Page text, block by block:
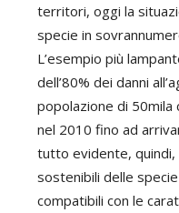
territori, oggi la
specie in
L’esempio più
dell’80% dei danni
popolazione di 50mila
nel 2010 fino ad
tutto evidente, quindi,
sostenibili delle
compatibili con le